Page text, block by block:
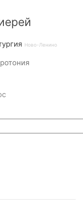
Ново-Ленино